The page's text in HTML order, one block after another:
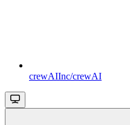
crewAIInc/crewAI